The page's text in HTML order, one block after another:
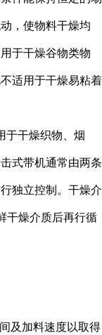
，使物料干燥均
于干燥谷物类物
适用于干燥易粘着
于干燥织物、烟
式带机通常由两条
独立控制。 干燥介
干燥介质后再行循
及加料速度以取得